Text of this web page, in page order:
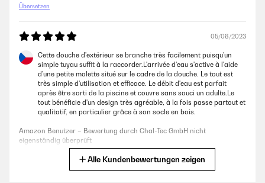
Übersetzen
05/08/2023
Cette douche d'extérieur se branche très facilement puisqu'un
simple tuyau suffit à la raccorder.L'arrivée d'eau s'active à l'aide
d'une petite molette situé sur le cadre de la douche. Le tout est
très simple d'utilisation et efficace. Le débit d'eau est parfait
après être sorti de la piscine et couvre sans souci un adulte.Le
tout bénéficie d'un design très agréable, à la fois passe partout et
qualitatif, en particulier grâce à son socle en bois.
Amazon Benutzer – Bewertung durch Chal-Tec GmbH nicht
eigenständig überprüft
Alle Kundenbewertungen zeigen